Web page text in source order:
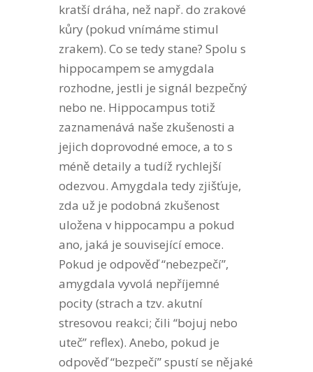
kratší dráha, než např. do zrakové
kůry (pokud vnímáme stimul
zrakem). Co se tedy stane? Spolu s
hippocampem se amygdala
rozhodne, jestli je signál bezpečný
nebo ne. Hippocampus totiž
zaznamenává naše zkušenosti a
jejich doprovodné emoce, a to s
méně detaily a tudíž rychlejší
odezvou. Amygdala tedy zjišťuje,
zda už je podobná zkušenost
uložena v hippocampu a pokud
ano, jaká je související emoce.
Pokud je odpověď “nebezpečí”,
amygdala vyvolá nepříjemné
pocity (strach a tzv. akutní
stresovou reakci; čili “bojuj nebo
uteč” reflex). Anebo, pokud je
odpověď “bezpečí” spustí se nějaké